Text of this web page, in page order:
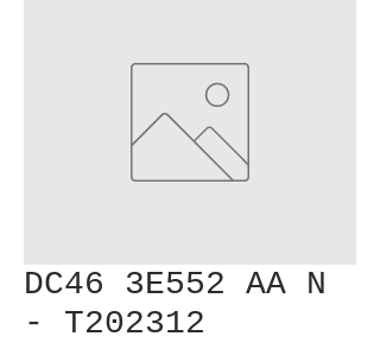
DC46 3E552 AA N
- T202312